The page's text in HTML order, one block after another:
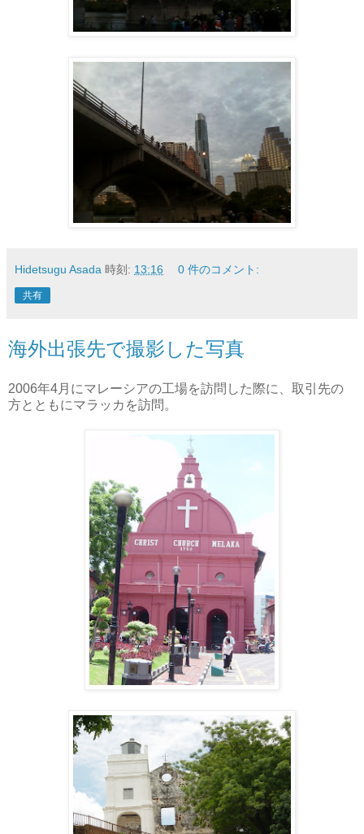
Hidetsugu Asada 時刻: 13:16 0 件のコメント:
共有
海外出張先で撮影した写真
2006年4月にマレーシアの工場を訪問した際に、取引先の
方とともにマラッカを訪問。